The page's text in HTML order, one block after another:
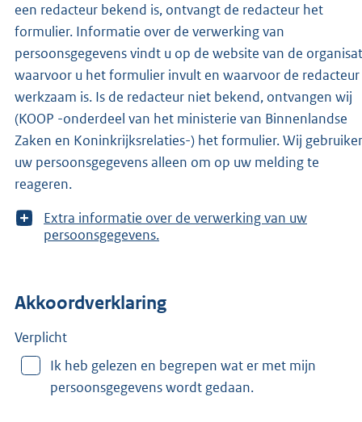
een redacteur bekend is, ontvangt de redacteur het
formulier. Informatie over de verwerking van
persoonsgegevens vindt u op de website van de
waarvoor u het formulier invult en waarvoor de redacteur
werkzaam is. Is de redacteur niet bekend, ontvangen wij
(KOOP -onderdeel van het ministerie van Binnenlandse
Zaken en Koninkrijksrelaties-) het formulier. Wij
uw persoonsgegevens alleen om op uw melding te
reageren.
T
o
e
r
n
Extra informatie over de verwerking van uw
persoonsgegevens.
Akkoordverklaring
Verplicht
Ik heb gelezen en begrepen wat er met mijn
persoonsgegevens wordt gedaan.